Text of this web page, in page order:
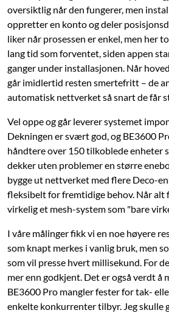
oversiktlig når den fungerer, men
oppretter en konto og deler
liker når prosessen er enkel, men her
lang tid som forventet, siden appen
ganger under installasjonen. Når
går imidlertid resten smertefritt – de
automatisk nettverket så snart de får
Vel oppe og går leverer systemet
Dekningen er svært god, og BE3600
håndtere over 150 tilkoblede enheter
dekker uten problemer en større
bygge ut nettverket med flere Deco-
fleksibelt for fremtidige behov. Når alt
virkelig et mesh-system som "bare
I våre målinger fikk vi en noe høyere
som knapt merkes i vanlig bruk, men
som vil presse hvert millisekund. For
mer enn godkjent. Det er også verdt å
BE3600 Pro mangler fester for tak-
enkelte konkurrenter tilbyr. Jeg skulle